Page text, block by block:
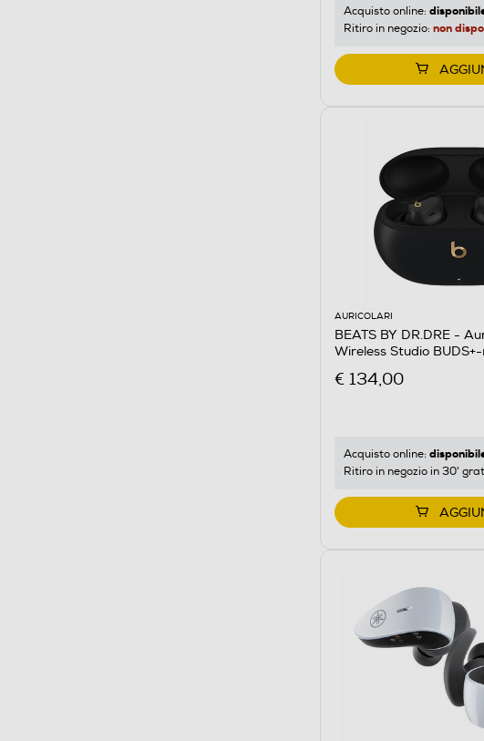
Acquisto online:
Ritiro in negozio: non
AURICOLARI
BEATS BY DR.DRE -
Wireless Studio
€ 134,00
Acquisto online:
Ritiro in negozio in 30'